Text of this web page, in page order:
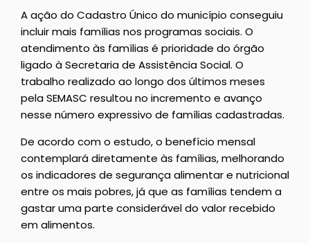
A ação do Cadastro Único do município conseguiu
incluir mais famílias nos programas sociais. O
atendimento às famílias é prioridade do órgão
ligado à Secretaria de Assistência Social. O
trabalho realizado ao longo dos últimos meses
pela SEMASC resultou no incremento e avanço
nesse número expressivo de famílias cadastradas.
De acordo com o estudo, o benefício mensal
contemplará diretamente às famílias, melhorando
os indicadores de segurança alimentar e nutricional
entre os mais pobres, já que as famílias tendem a
gastar uma parte considerável do valor recebido
em alimentos.